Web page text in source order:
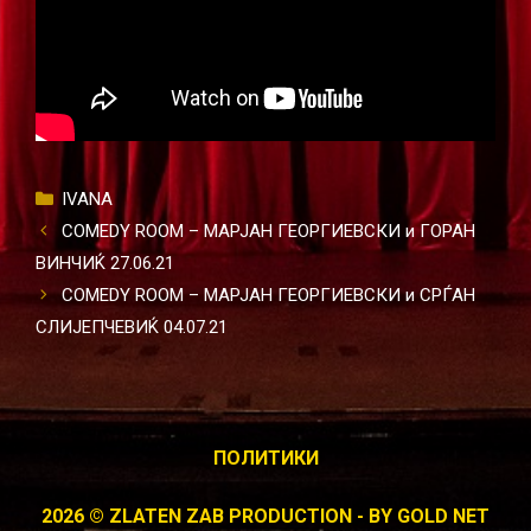
Categories
IVANA
COMEDY ROOM – МАРЈАН ГЕОРГИЕВСКИ и ГОРАН
ВИНЧИЌ 27.06.21
COMEDY ROOM – МАРЈАН ГЕОРГИЕВСКИ и СРЃАН
СЛИЈЕПЧЕВИЌ 04.07.21
ПОЛИТИКИ
2026 © ZLATEN ZAB PRODUCTION - BY GOLD NET